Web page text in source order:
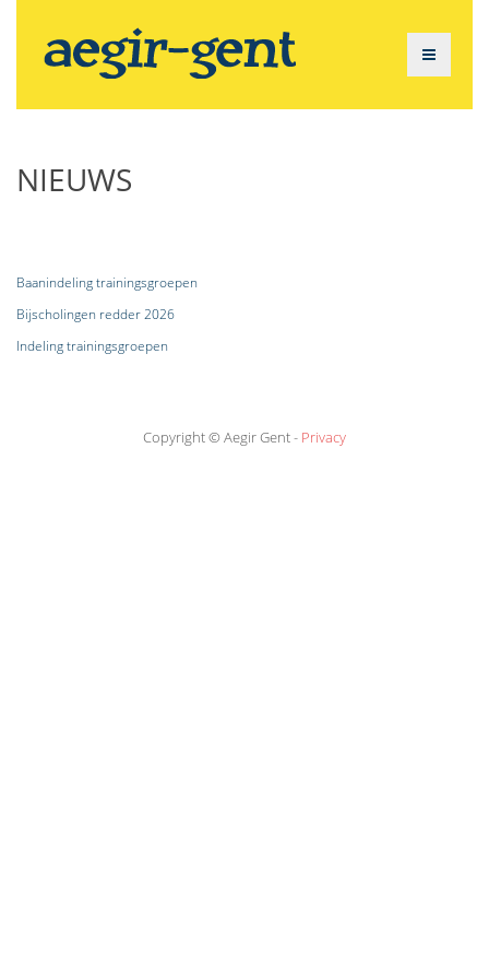
NIEUWS
Baanindeling trainingsgroepen
Bijscholingen redder 2026
Indeling trainingsgroepen
Copyright © Aegir Gent - Privacy